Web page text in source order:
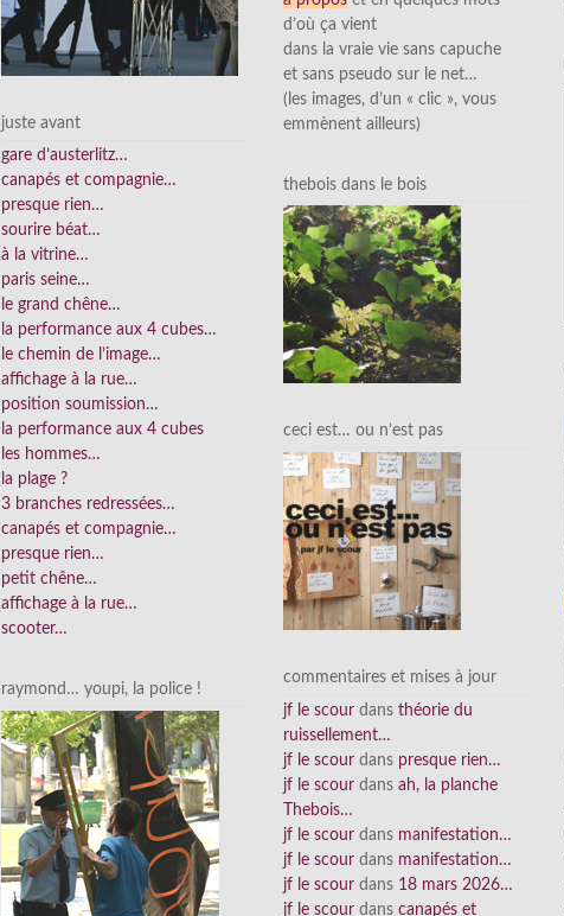
juste avant
gare d’austerlitz…
canapés et compagnie…
presque rien…
sourire béat…
à la vitrine…
paris seine…
le grand chêne…
la performance aux 4 cubes…
le chemin de l’image…
affichage à la rue…
position soumission…
la performance aux 4 cubes
les hommes…
la plage ?
3 branches redressées…
canapés et compagnie…
presque rien…
petit chêne…
affichage à la rue…
scooter…
raymond… youpi, la police !
d’où ça vient
dans la vraie vie sans capuche
et sans pseudo sur le net…
(les images, d’un « clic », vous
emmènent ailleurs)
thebois dans le bois
ceci est… ou n’est pas
commentaires et mises à jour
jf le scour dans théorie du
ruissellement…
jf le scour dans presque rien…
jf le scour dans ah, la planche
Thebois…
jf le scour dans manifestation…
jf le scour dans manifestation…
jf le scour dans 18 mars 2026…
jf le scour dans canapés et